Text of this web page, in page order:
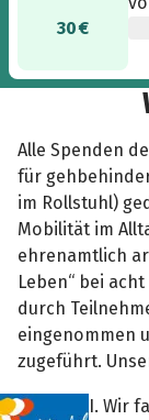
30 €
Alle Spenden
für
im Rollstuhl)
Mobilität im
ehrenamtlich
Leben“ bei
durch
eingenommen
zugeführt.
I. Wir